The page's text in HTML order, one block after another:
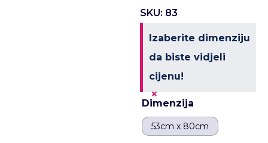
SKU: 83
Izaberite dimenziju
da biste vidjeli
cijenu!
×
Dimenzija
53cm x 80cm